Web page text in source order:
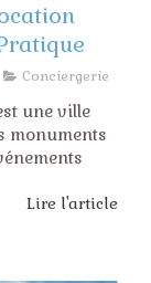
Conciergerie
une ville
monuments
Lire l'article